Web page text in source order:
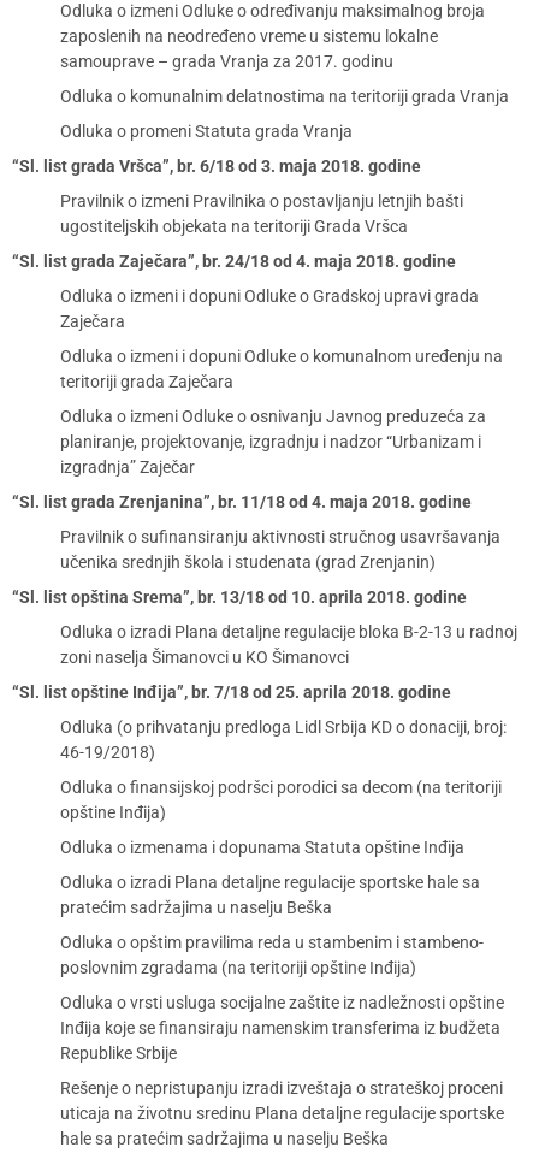
Odluka o izmeni Odluke o određivanju maksimalnog broja
zaposlenih na neodređeno vreme u sistemu lokalne
samouprave – grada Vranja za 2017. godinu
Odluka o komunalnim delatnostima na teritoriji grada Vranja
Odluka o promeni Statuta grada Vranja
“Sl. list grada Vršca”, br. 6/18 od 3. maja 2018. godine
Pravilnik o izmeni Pravilnika o postavljanju letnjih bašti
ugostiteljskih objekata na teritoriji Grada Vršca
“Sl. list grada Zaječara”, br. 24/18 od 4. maja 2018. godine
Odluka o izmeni i dopuni Odluke o Gradskoj upravi grada
Zaječara
Odluka o izmeni i dopuni Odluke o komunalnom uređenju na
teritoriji grada Zaječara
Odluka o izmeni Odluke o osnivanju Javnog preduzeća za
planiranje, projektovanje, izgradnju i nadzor “Urbanizam i
izgradnja” Zaječar
“Sl. list grada Zrenjanina”, br. 11/18 od 4. maja 2018. godine
Pravilnik o sufinansiranju aktivnosti stručnog usavršavanja
učenika srednjih škola i studenata (grad Zrenjanin)
“Sl. list opština Srema”, br. 13/18 od 10. aprila 2018. godine
Odluka o izradi Plana detaljne regulacije bloka B-2-13 u radnoj
zoni naselja Šimanovci u KO Šimanovci
“Sl. list opštine Inđija”, br. 7/18 od 25. aprila 2018. godine
Odluka (o prihvatanju predloga Lidl Srbija KD o donaciji, broj:
46-19/2018)
Odluka o finansijskoj podršci porodici sa decom (na teritoriji
opštine Inđija)
Odluka o izmenama i dopunama Statuta opštine Inđija
Odluka o izradi Plana detaljne regulacije sportske hale sa
pratećim sadržajima u naselju Beška
Odluka o opštim pravilima reda u stambenim i stambeno-
poslovnim zgradama (na teritoriji opštine Inđija)
Odluka o vrsti usluga socijalne zaštite iz nadležnosti opštine
Inđija koje se finansiraju namenskim transferima iz budžeta
Republike Srbije
Rešenje o nepristupanju izradi izveštaja o strateškoj proceni
uticaja na životnu sredinu Plana detaljne regulacije sportske
hale sa pratećim sadržajima u naselju Beška